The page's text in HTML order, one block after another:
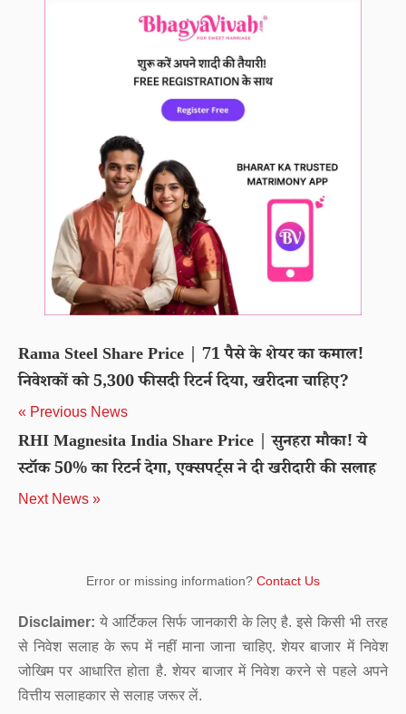
Rama Steel Share Price | 71 पैसे के शेयर का कमाल!
निवेशकों को 5,300 फीसदी रिटर्न दिया, खरीदना चाहिए?
« Previous News
RHI Magnesita India Share Price | सुनहरा मौका! ये
स्टॉक 50% का रिटर्न देगा, एक्सपर्ट्स ने दी खरीदारी की सलाह
Next News »
Error or missing information? Contact Us
Disclaimer: ये आर्टिकल सिर्फ जानकारी के लिए है. इसे किसी भी तरह
से निवेश सलाह के रूप में नहीं माना जाना चाहिए. शेयर बाजार में निवेश
जोखिम पर आधारित होता है. शेयर बाजार में निवेश करने से पहले अपने
वित्तीय सलाहकार से सलाह जरूर लें.